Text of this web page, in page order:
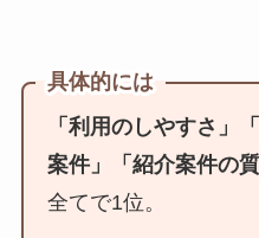
具体的には
「利用のしやすさ」
案件」「紹介案件の
全てで1位。